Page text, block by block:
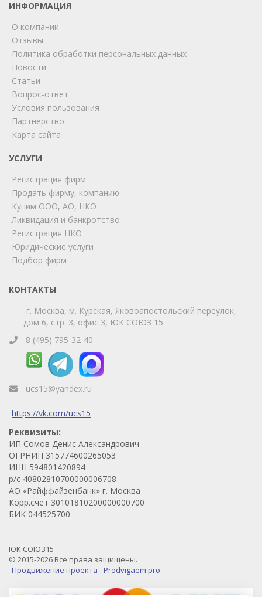
ИНФОРМАЦИЯ
О компании
Отзывы
Политика обработки персональных данных
Новости
Статьи
Вопрос-ответ
Условия пользования
Партнерство
Карта сайта
УСЛУГИ
Регистрация фирм
Продать фирму, компанию
Купим ООО, АО, НКО
Ликвидация и банкротство
Регистрация НКО
Юридические услуги
Подбор фирм
КОНТАКТЫ
г. Москва, м. Курская, Яковоапостольский переулок,
дом 6, стр. 3, офис 3, ЮК СОЮЗ 15
8 (495) 795-32-40
ucs15@yandex.ru
https://vk.com/ucs15
Реквизиты:
ИП Сомов Денис Александрович
ОГРНИП 315774600265053
ИНН 594801420894
р/с 40802810700000006708
АО «Райффайзенбанк» г. Москва
Корр.счет 30101810200000000700
БИК 044525700
ЮК СОЮЗ15
© 2015-2026 Все права защищены.
Продвижение проекта - Prodvigaem.pro
Мы на связи!
Позвоните нам или свяжитесь с нами через любой
удобный мессенджер!
Telegram
Телефон